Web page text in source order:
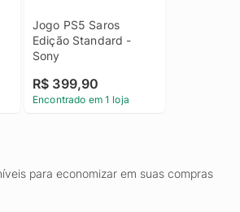
Jogo PS5 Saros
Edição Standard -
Sony
R$ 399,90
Encontrado em 1 loja
para economizar em suas compras